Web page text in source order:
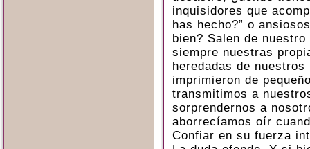
inquisidores que
has hecho?” o
bien? Salen de
siempre nuestras
heredadas de
imprimieron de
transmitimos a
sorprendernos a
aborrecíamos oír
Confiar en su fuerza